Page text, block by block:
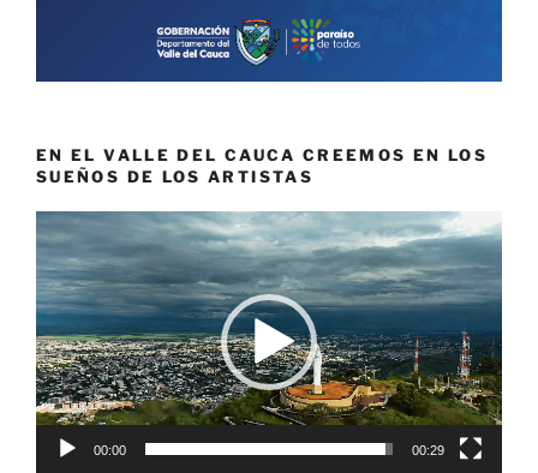
EN EL VALLE DEL CAUCA CREEMOS EN LOS
SUEÑOS DE LOS ARTISTAS
Reproductor
de
vídeo
00:00 00:29